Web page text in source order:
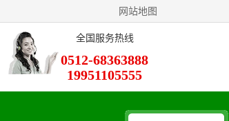
网站地图
全国服务热线
0512-68363888
19951105555